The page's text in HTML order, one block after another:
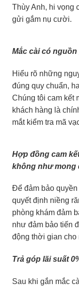
Thùy Anh, hi vọng
gửi gắm nụ cười.
Mắc cài có
Hiểu rõ những
đúng quy chuẩn,
Chúng tôi cam kết
khách hàng là
mắt kiểm tra mã
Hợp đồng cam
không như mong
Để đảm bảo
quyết định niềng
phòng khám đảm
như đảm bảo tiến
động thời gian
Trả góp lãi suất
Sau khi gắn mắc